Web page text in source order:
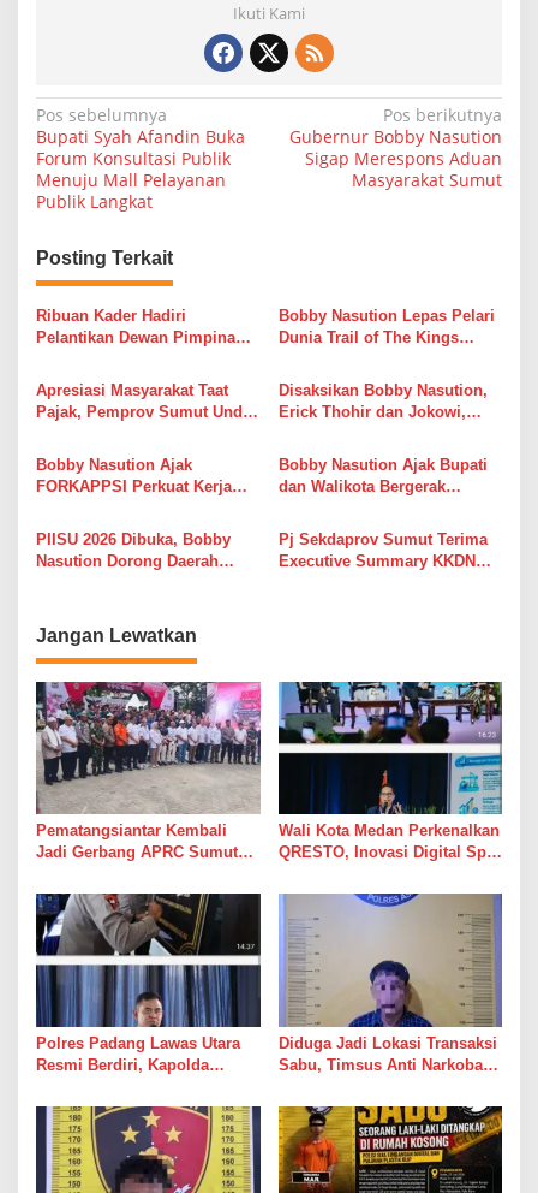
Ikuti Kami
N
a
v
g
a
s
p
o
s
Pos sebelumnya
Bupati Syah Afandin Buka
Forum Konsultasi Publik
Menuju Mall Pelayanan
Publik Langkat
Pos berikutnya
Gubernur Bobby Nasution
Sigap Merespons Aduan
Masyarakat Sumut
Posting Terkait
Ribuan Kader Hadiri
Pelantikan Dewan Pimpinan
Pembaharuan Indonesia
(AMPI) Sumatera Utara
Bobby Nasution Lepas Pelari
Dunia Trail of The Kings
Mendunia Lewat Sport
Tourism
Apresiasi Masyarakat Taat
Pajak, Pemprov Sumut Undi
Triwulan I 2026
Disaksikan Bobby Nasution,
Erick Thohir dan Jokowi,
Tundukkan Australia
Bobby Nasution Ajak
FORKAPPSI Perkuat Kerja
Ketersediaan Pangan dan
Kendalikan Inflasi
Bobby Nasution Ajak Bupati
dan Walikota Bergerak
Ekonomi 2026
PIISU 2026 Dibuka, Bobby
Nasution Dorong Daerah
Pj Sekdaprov Sumut Terima
Executive Summary KKDN
Jangan Lewatkan
Pematangsiantar Kembali
Jadi Gerbang APRC Sumut
Taklukkan Lintasan Kebun
Tobasari Kabupaten
Simalungun
Wali Kota Medan Perkenalkan
QRESTO, Inovasi Digital Split
Indonesia pada APEKSI
Leadership Dialogue 2026
Polres Padang Lawas Utara
Resmi Berdiri, Kapolda
Humanis dan Penambahan
Personel
Diduga Jadi Lokasi Transaksi
Sabu, Timsus Anti Narkoba
Seorang Pria dengan Barang
Bukti 63,67 Gram Sabu